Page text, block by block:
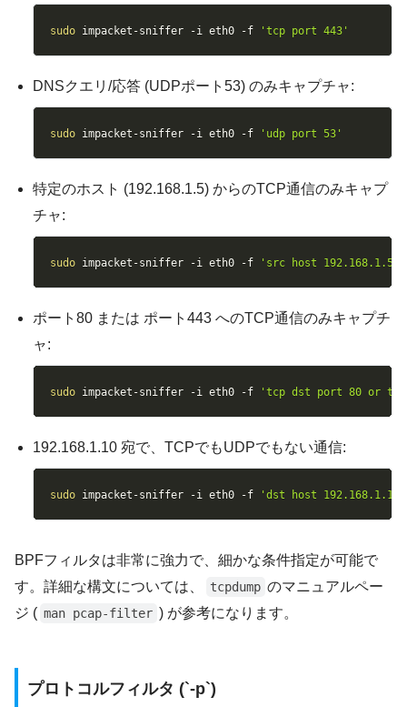
sudo impacket-sniffer -i eth0 -f 'tcp port 443'
DNSクエリ/応答 (UDPポート53) のみキャプチャ:
sudo impacket-sniffer -i eth0 -f 'udp port 53'
特定のホスト (192.168.1.5) からのTCP通信のみキャプ
チャ:
sudo impacket-sniffer -i eth0 -f 'src host 192.168.1.5
ポート80 または ポート443 へのTCP通信のみキャプチ
ャ:
sudo impacket-sniffer -i eth0 -f 'tcp dst port 80 or
192.168.1.10 宛で、TCPでもUDPでもない通信:
sudo impacket-sniffer -i eth0 -f 'dst host
BPFフィルタは非常に強力で、細かな条件指定が可能で
す。詳細な構文については、
tcpdump のマニュアルペー
ジ ( man pcap-filter ) が参考になります。
プロトコルフィルタ (`-p`)